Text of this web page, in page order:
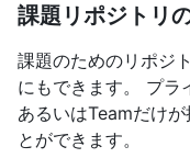
課題リポジトリ
課題のためのリポジ
にもできます。 プラ
あるいはTeamだけ
とができます。